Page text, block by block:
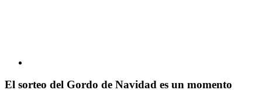
El sorteo del Gordo de Navidad es un momento